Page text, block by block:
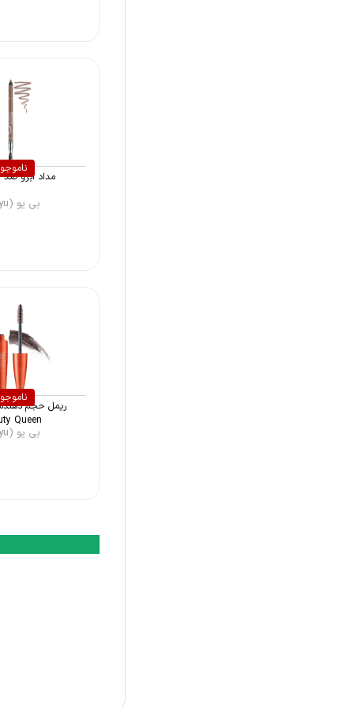
مداد ابرو ضد
بی یو (Beyu)
ریمل حجم
Queen
بی یو (Beyu)